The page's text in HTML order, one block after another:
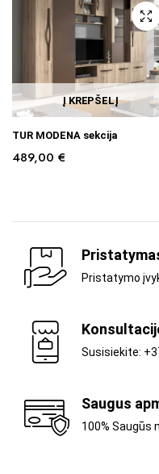
Į KREPŠELĮ
TUR MODENA sekcija
489,00 €
Pristatymo
Susisiekite:
Saugus
100% Saugūs